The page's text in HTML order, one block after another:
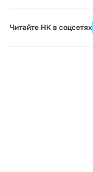
Читайте НК в соцсетях